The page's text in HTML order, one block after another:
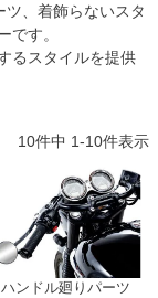
、着飾らないスタ
です。
るスタイルを提供
10件中 1-10件表示
ハンドル廻りパーツ